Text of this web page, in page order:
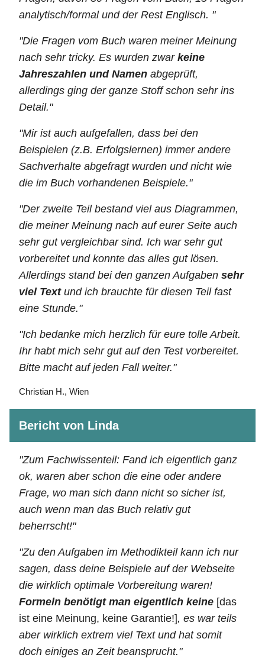
analytisch/formal und der Rest Englisch. "
"Die Fragen vom Buch waren meiner Meinung
nach sehr tricky. Es wurden zwar keine
Jahreszahlen und Namen abgeprüft,
allerdings ging der ganze Stoff schon sehr ins
Detail."
"Mir ist auch aufgefallen, dass bei den
Beispielen (z.B. Erfolgslernen) immer andere
Sachverhalte abgefragt wurden und nicht wie
die im Buch vorhandenen Beispiele."
"Der zweite Teil bestand viel aus Diagrammen,
die meiner Meinung nach auf eurer Seite auch
sehr gut vergleichbar sind. Ich war sehr gut
vorbereitet und konnte das alles gut lösen.
Allerdings stand bei den ganzen Aufgaben sehr
viel Textund ich brauchte für diesen Teil fast
eine Stunde."
"Ich bedanke mich herzlich für eure tolle Arbeit.
Ihr habt mich sehr gut auf den Test vorbereitet.
Bitte macht auf jeden Fall weiter."
Christian H., Wien
Bericht von Linda
"Zum Fachwissenteil: Fand ich eigentlich ganz
ok, waren aber schon die eine oder andere
Frage, wo man sich dann nicht so sicher ist,
auch wenn man das Buch relativ gut
beherrscht!"
"Zu den Aufgaben im Methodikteil kann ich nur
sagen, dass deine Beispiele auf der Webseite
die wirklich optimale Vorbereitung waren!
Formeln benötigt man eigentlich keine [das
ist eine Meinung, keine Garantie!], es war teils
aber wirklich extrem viel Text und hat somit
doch einiges an Zeit beansprucht."